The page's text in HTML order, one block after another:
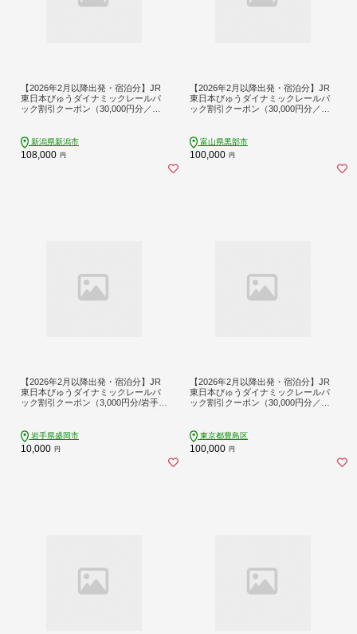
【2026年2月以降出発・宿泊分】JR
東日本びゅうダイナミックレールパ
ック割引クーポン（30,000円分／新
新潟県新潟市
108,000 円
【2026年2月以降出発・宿泊分】JR
東日本びゅうダイナミックレールパ
ック割引クーポン（30,000円分／富
富山県黒部市
100,000 円
【2026年2月以降出発・宿泊分】JR
東日本びゅうダイナミックレールパ
ック割引クーポン（3,000円分/岩手県
岩手県盛岡市
10,000 円
【2026年2月以降出発・宿泊分】JR
東日本びゅうダイナミックレールパ
ック割引クーポン（30,000円分／東
ケット 東京都 豊島区 列車 旅行 トラ
ベル 宿泊 ホテル 旅館 パッケージ旅
行
東京都豊島区
100,000 円